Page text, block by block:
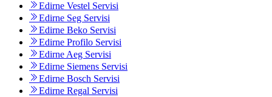
Edirne Vestel Servisi
Edirne Seg Servisi
Edirne Beko Servisi
Edirne Profilo Servisi
Edirne Aeg Servisi
Edirne Siemens Servisi
Edirne Bosch Servisi
Edirne Regal Servisi